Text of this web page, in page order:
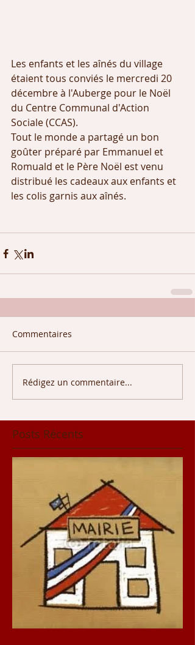
Les enfants et les aînés du village
étaient tous conviés le mercredi 20
décembre à l'Auberge pour le Noël
du Centre Communal d'Action
Sociale (CCAS).
Tout le monde a partagé un bon
goûter préparé par Emmanuel et
Romuald et le Père Noël est venu
distribué les cadeaux aux enfants et
les colis garnis aux aînés.
Commentaires
Rédigez un commentaire...
Posts Récents